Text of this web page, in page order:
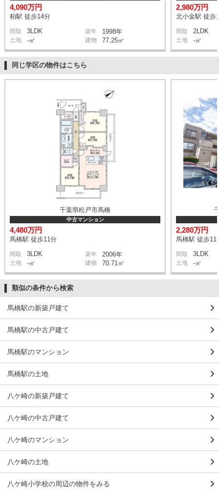
4,090万円
柏駅 徒歩14分
間取 3LDK 築年 1998年
土地 -㎡ 建物 77.25㎡
2,980万円
北小金駅 徒歩
間取 2LDK
土地 -㎡
同じ学区の物件はこちら
千葉県松戸市馬橋
中古マンション
4,480万円
馬橋駅 徒歩11分
間取 3LDK 築年 2006年
土地 -㎡ 建物 70.71㎡
2,280万円
馬橋駅 徒歩11
間取 3LDK
土地 -㎡
類似の条件から検索
馬橋駅の新築戸建て
馬橋駅の中古戸建て
馬橋駅のマンション
馬橋駅の土地
八ケ崎の新築戸建て
八ケ崎の中古戸建て
八ケ崎のマンション
八ケ崎の土地
八ケ崎小学校の周辺の物件をみる